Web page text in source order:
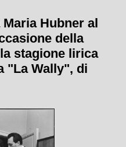
Hubner al
della
stagione lirica
"La Wally", di
Pavlova